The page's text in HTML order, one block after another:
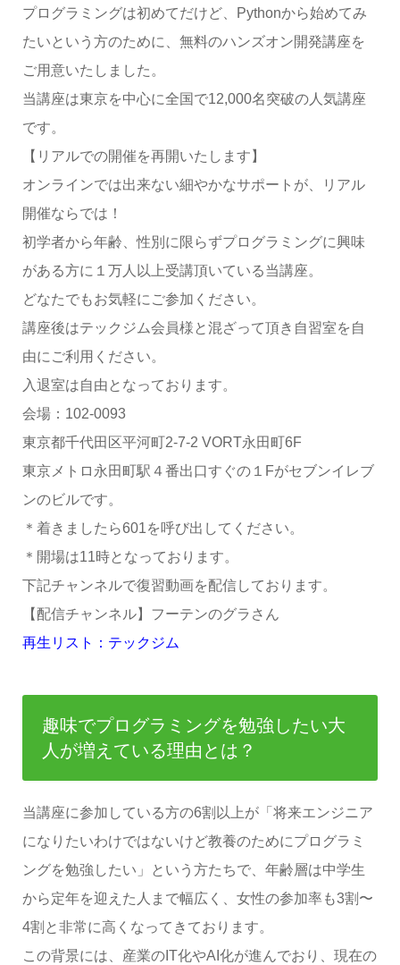
プログラミングは初めてだけど、Pythonから始めてみ
たいという方のために、無料のハンズオン開発講座を
ご用意いたしました。
当講座は東京を中心に全国で12,000名突破の人気講座
です。
【リアルでの開催を再開いたします】
オンラインでは出来ない細やかなサポートが、リアル
開催ならでは！
初学者から年齢、性別に限らずプログラミングに興味
がある方に１万人以上受講頂いている当講座。
どなたでもお気軽にご参加ください。
講座後はテックジム会員様と混ざって頂き自習室を自
由にご利用ください。
入退室は自由となっております。
会場：102-0093
東京都千代田区平河町2-7-2 VORT永田町6F
東京メトロ永田町駅４番出口すぐの１Fがセブンイレブ
ンのビルです。
＊着きましたら601を呼び出してください。
＊開場は11時となっております。
下記チャンネルで復習動画を配信しております。
【配信チャンネル】フーテンのグラさん
再生リスト：テックジム
趣味でプログラミングを勉強したい大
人が増えている理由とは？
当講座に参加している方の6割以上が「将来エンジニア
になりたいわけではないけど教養のためにプログラミ
ングを勉強したい」という方たちで、年齢層は中学生
から定年を迎えた人まで幅広く、女性の参加率も3割〜
4割と非常に高くなってきております。
この背景には、産業のIT化やAI化が進んでおり、現在の